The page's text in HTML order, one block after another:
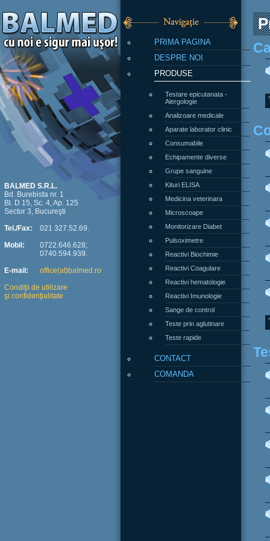
PRIMA PAGINA
DESPRE NOI
PRODUSE
Testare epicutanata -
Alergologie
Analizoare medicale
Aparate laborator clinic
Consumabile
Echipamente diverse
Grupe sanguine
Kituri ELISA
Medicina veterinara
Microscoape
Monitorizare Diabet
Pulsoximetre
Reactivi Biochimie
Reactivi Coagulare
Reactivi hematologie
Reactivi Imunologie
Sange de control
Teste prin aglutinare
Teste rapide
CONTACT
COMANDA
BALMED S.R.L.
Bd. Burebista nr. 1
Bl. D 15, Sc. 4, Ap. 125
Sector 3, Bucureşti
Tel./Fax:
Mobil:
E-mail:
021 327.52.69.
0722.646.628;
0740.594.939.
office(at)balmed.ro
Condiţii de utilizare
şi confidenţialitate